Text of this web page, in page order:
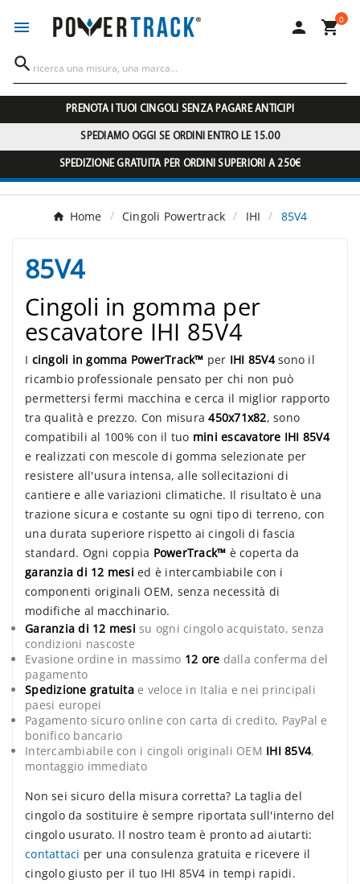
  0

PRENOTA I TUOI CINGOLI SENZA PAGARE ANTICIPI
SPEDIAMO OGGI SE ORDINI ENTRO LE 15.00
SPEDIZIONE GRATUITA PER ORDINI SUPERIORI A 250€
Home Cingoli Powertrack IHI 85V4
85V4
Cingoli in gomma per
escavatore IHI 85V4
I cingoli in gomma PowerTrack™ per IHI 85V4sono il
ricambio professionale pensato per chi non può
permettersi fermi macchina e cerca il miglior rapporto
tra qualità e prezzo. Con misura450x71x82, sono
compatibili al 100% con il tuo mini escavatore IHI 85V4
e realizzati con mescole di gomma selezionate per
resistere all'usura intensa, alle sollecitazioni di
cantiere e alle variazioni climatiche. Il risultato è una
trazione sicura e costante su ogni tipo di terreno, con
una durata superiore rispetto ai cingoli di fascia
standard. Ogni coppia PowerTrack™ è coperta da
garanzia di 12 mesi ed è intercambiabile con i
componenti originali OEM, senza necessità di
modifiche al macchinario.
Garanzia di 12 mesi su ogni cingolo acquistato, senza
condizioni nascoste
Evasione ordine in massimo 12 ore dalla conferma del
pagamento
Spedizione gratuitae veloce in Italia e nei principali
paesi europei
Pagamento sicuro online con carta di credito, PayPal e
bonifico bancario
Intercambiabile con i cingoli originali OEM IHI 85V4,
montaggio immediato
Non sei sicuro della misura corretta? La taglia del
cingolo da sostituire è sempre riportata sull'interno del
cingolo usurato. Il nostro team è pronto ad aiutarti:
contattaci per una consulenza gratuita e ricevere il
cingolo giusto per il tuo IHI 85V4 in tempi rapidi.